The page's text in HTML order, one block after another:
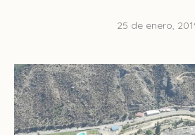
25 de enero,